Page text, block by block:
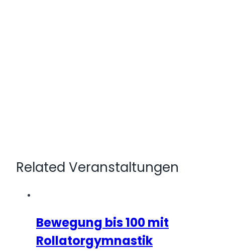
Related Veranstaltungen
Bewegung bis 100 mit
Rollatorgymnastik